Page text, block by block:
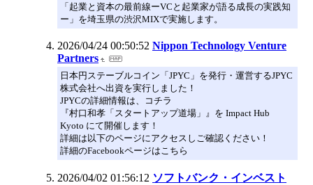
「起業と資本の最前線ーVCと起業家が語る成長の実践知
ー」を埼玉県の渋沢MIXで実施します。
2026/04/24 00:50:52 Nippon Technology Venture
Partners
日本円ステーブルコイン「JPYC」を発行・運営するJPYC
株式会社へ出資を実行しました！
JPYCの詳細情報は、コチラ
『村口和孝「スタートアップ道場」』を Impact Hub
Kyoto にて開催します！
詳細は以下のページにアクセスしご確認ください！
詳細のFacebookページはこちら
2026/04/02 01:56:12 ソフトバンク・インベスト